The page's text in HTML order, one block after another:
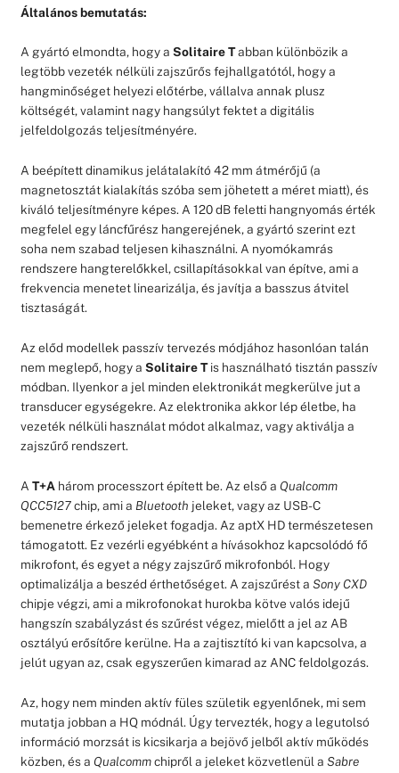
Általános bemutatás:
A gyártó elmondta, hogy a Solitaire Tabban különbözik a
legtöbb vezeték nélküli zajszűrős fejhallgatótól, hogy a
hangminőséget helyezi előtérbe, vállalva annak plusz
költségét, valamint nagy hangsúlyt fektet a digitális
jelfeldolgozás teljesítményére.
A beépített dinamikus jelátalakító 42 mm átmérőjű (a
magnetosztát kialakítás szóba sem jöhetett a méret miatt), és
kiváló teljesítményre képes. A 120 dB feletti hangnyomás érték
megfelel egy láncfűrész hangerejének, a gyártó szerint ezt
soha nem szabad teljesen kihasználni. A nyomókamrás
rendszere hangterelőkkel, csillapításokkal van építve, ami a
frekvencia menetet linearizálja, és javítja a basszus átvitel
tisztaságát.
Az előd modellek passzív tervezés módjához hasonlóan talán
nem meglepő, hogy a Solitaire Tis használható tisztán passzív
módban. Ilyenkor a jel minden elektronikát megkerülve jut a
transducer egységekre. Az elektronika akkor lép életbe, ha
vezeték nélküli használat módot alkalmaz, vagy aktiválja a
zajszűrő rendszert.
A T+Ahárom processzort épített be. Az első a Qualcomm
QCC5127chip, ami a Bluetooth jeleket, vagy az USB-C
bemenetre érkező jeleket fogadja. Az aptX HD természetesen
támogatott. Ez vezérli egyébként a hívásokhoz kapcsolódó fő
mikrofont, és egyet a négy zajszűrő mikrofonból. Hogy
optimalizálja a beszéd érthetőséget. A zajszűrést a Sony CXD
chipje végzi, ami a mikrofonokat hurokba kötve valós idejű
hangszín szabályzást és szűrést végez, mielőtt a jel az AB
osztályú erősítőre kerülne. Ha a zajtisztító ki van kapcsolva, a
jelút ugyan az, csak egyszerűen kimarad az ANC feldolgozás.
Az, hogy nem minden aktív füles születik egyenlőnek, mi sem
mutatja jobban a HQ módnál. Úgy tervezték, hogy a legutolsó
információ morzsát is kicsikarja a bejövő jelből aktív működés
közben, és a Qualcommchipről a jeleket közvetlenül a Sabre